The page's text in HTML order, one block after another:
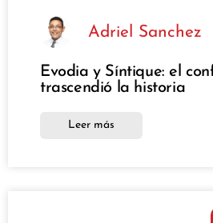
Adriel Sanchez
Evodia y Síntique: el
trascendió la historia
Leer más